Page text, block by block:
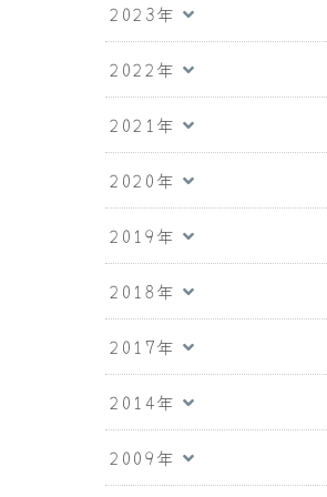
2023年
2022年
2021年
2020年
2019年
2018年
2017年
2014年
2009年